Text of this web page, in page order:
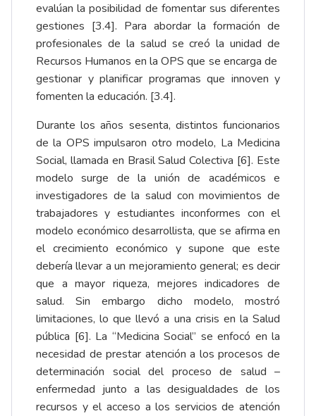
evalúan la posibilidad de fomentar sus diferentes
gestiones [3.4]. Para abordar la formación de
profesionales de la salud se creó la unidad de
Recursos Humanos en la OPS que se encarga de
gestionar y planificar programas que innoven y
fomenten la educación. [3.4].
Durante los años sesenta, distintos funcionarios
de la OPS impulsaron otro modelo, La Medicina
Social, llamada en Brasil Salud Colectiva [6]. Este
modelo surge de la unión de académicos e
investigadores de la salud con movimientos de
trabajadores y estudiantes inconformes con el
modelo económico desarrollista, que se afirma en
el crecimiento económico y supone que este
debería llevar a un mejoramiento general; es decir
que a mayor riqueza, mejores indicadores de
salud. Sin embargo dicho modelo, mostró
limitaciones, lo que llevó a una crisis en la Salud
pública [6]. La “Medicina Social” se enfocó en la
necesidad de prestar atención a los procesos de
determinación social del proceso de salud –
enfermedad junto a las desigualdades de los
recursos y el acceso a los servicios de atención